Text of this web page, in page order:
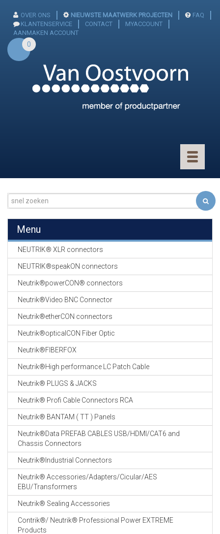
OVER ONS NIEUWSTE MAATWERK PROJECTEN
FAQ
KLANTENSERVICE
CONTACT
MYACCOUNT
AANMAKEN ACCOUNT
0
Toggle
GEVLOCHTEN KOUS
EN
KRIMP KOUS
KOPER KABEL
OP ROL
OCC OPTICAL
FIBER CABLE
GE-ASSEMBLEERDE
19" RACKS
EN
TOEBEHOREN
CABLE EQUIPEMENTS
Menu
NEUTRIK® XLR connectors
NEUTRIK®speakON connectors
Neutrik®powerCON® connectors
Neutrik®Video BNC Connector
Neutrik®etherCON connectors
Neutrik®opticalCON Fiber Optic
Neutrik®FIBERFOX
Neutrik®High performance LC Patch Cable
Neutrik® PLUGS & JACKS
Neutrik® Profi Cable Connectors RCA
Neutrik® BANTAM ( TT ) Panels
Neutrik®Data PREFAB CABLES USB/HDMI/CAT6 and
Chassis Connectors
Neutrik®Industrial Connectors
Neutrik® Accessories/Adapters/Cicular/AES
EBU/Transformers
Neutrik® Sealing Accessories
Contrik®/ Neutrik® Professional Power EXTREME
Products